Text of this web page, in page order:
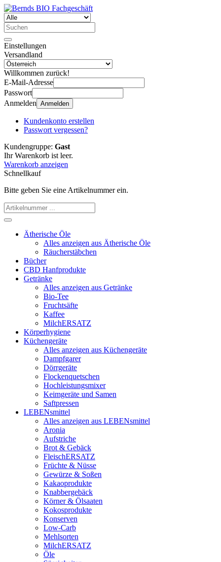
Einstellungen
Versandland
Willkommen zurück!
E-Mail-Adresse
Passwort
Anmelden Anmelden
Kundenkonto erstellen
Passwort vergessen?
Kundengruppe: Gast
Ihr Warenkorb ist leer.
Warenkorb anzeigen
Schnellkauf
Bitte geben Sie eine Artikelnummer ein.
Ätherische Öle
Alles anzeigen aus Ätherische Öle
Räucherstäbchen
Bücher
CBD Hanfprodukte
Getränke
Alles anzeigen aus Getränke
Bio-Tee
Fruchtsäfte
Kaffee
MilchERSATZ
Körperhygiene
Küchengeräte
Alles anzeigen aus Küchengeräte
Dampfgarer
Dörrgeräte
Flockenquetschen
Hochleistungsmixer
Keimgeräte und Samen
Saftpressen
LEBENsmittel
Alles anzeigen aus LEBENsmittel
Aronia
Aufstriche
Brot & Gebäck
FleischERSATZ
Früchte & Nüsse
Gewürze & Soßen
Kakaoprodukte
Knabbergebäck
Körner & Ölsaaten
Kokosprodukte
Konserven
Low-Carb
Mehlsorten
MilchERSATZ
Öle